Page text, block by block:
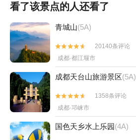
看了该景点的人还看了
青城山(5A)


20140条评论
成都·都江堰市
成都天台山旅游景区(5A)


1358条评论
成都·邛崃市
国色天乡水上乐园(4A)